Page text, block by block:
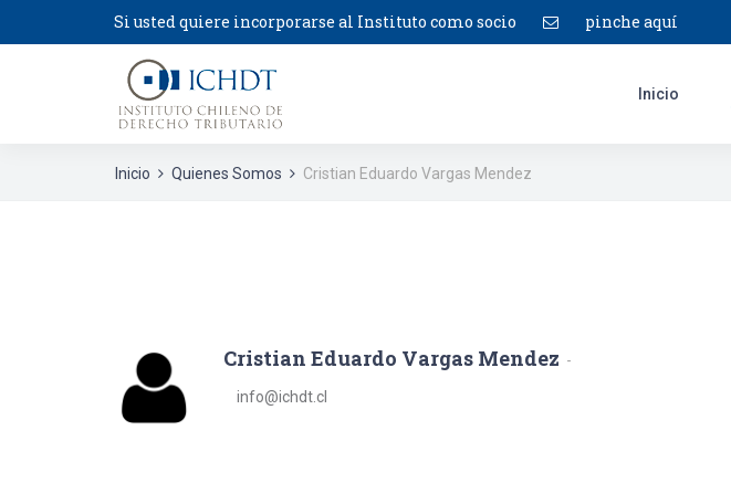
Si usted quiere incorporarse al Instituto como socio pinche aquí
Inicio
Inicio Quienes Somos Cristian Eduardo Vargas Mendez
Cristian Eduardo Vargas Mendez
info@ichdt.cl